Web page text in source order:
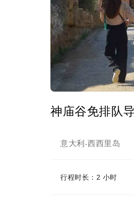
神庙谷免排队
意大利 -西西里岛
行程时长：2 小时